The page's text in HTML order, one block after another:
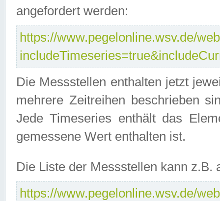
angefordert werden:
https://www.pegelonline.wsv.de/
Die Messstellen enthalten jetzt
mehrere Zeitreihen beschrieben
Jede Timeseries enthält das
gemessene Wert enthalten ist.
Die Liste der Messstellen kann
https://www.pegelonline.wsv.de/